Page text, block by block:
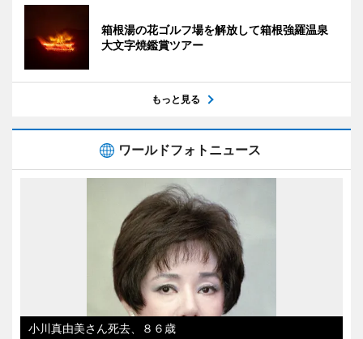
箱根湯の花ゴルフ場を解放して箱根強羅温泉
大文字焼鑑賞ツアー
もっと見る
ワールドフォトニュース
小川真由美さん死去、８６歳